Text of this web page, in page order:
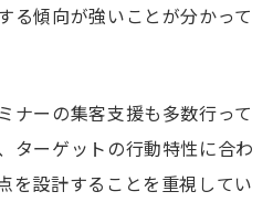
る傾向が強いことが分かって
ナーの集客支援も多数行って
ターゲットの行動特性に合わ
を設計することを重視してい